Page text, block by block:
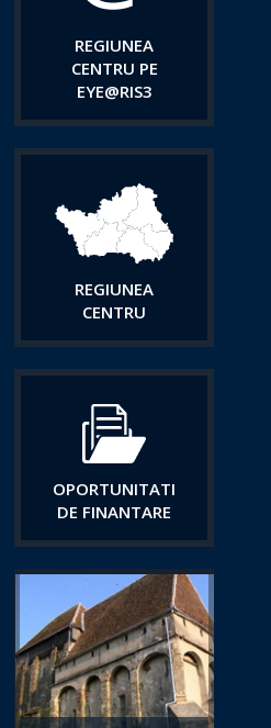
REGIUNEA
CENTRU PE
EYE@RIS3
REGIUNEA
CENTRU
OPORTUNITATI
DE FINANTARE